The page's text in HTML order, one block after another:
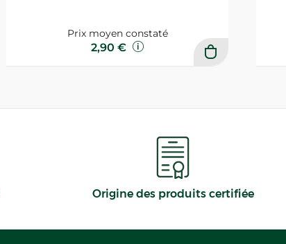
Prix moyen constaté
2,90 €
Origine des produits certifiée